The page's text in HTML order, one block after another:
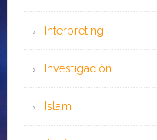
Interpreting
Investigación
Islam